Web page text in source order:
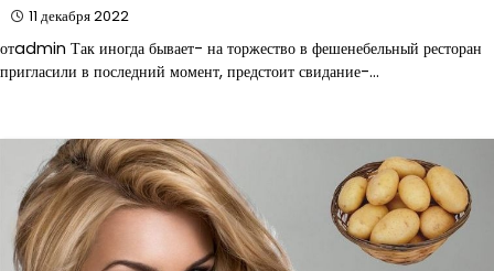
11 декабря 2022
отadmin Так иногда бывает- на торжество в фешенебельный ресторан
пригласили в последний момент, предстоит свидание-…